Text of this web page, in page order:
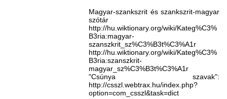
Magyar-szankszrit és szankszrit-magyar
szótár
http://hu.wiktionary.org/wiki/Kateg%C3%
B3ria:magyar-
szanszkrit_sz%C3%B3t%C3%A1r
http://hu.wiktionary.org/wiki/Kateg%C3%
B3ria:szanszkrit-
magyar_sz%C3%B3t%C3%A1r
"Csúnya szavak":
http://csszl.webtrax.hu/index.php?
option=com_csszl&task=dict